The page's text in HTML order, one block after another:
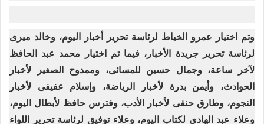
وتم اختيار عمرو الخياط لرئاسة تحرير أخبار اليوم، وخالد ميرى
لرئاسة تحرير جريدة الأخبار، فيما تم اختيار محمد عبد الحافظ
لآخر ساعة، وجمال حسين للمسائى، وممدوح الصغير لأخبار
الحوادث، وأيمن بدرة لأخبار الرياضة، وإسلام عفيفى لأخبار
النجوم، وطارق حنفى لأخبار الأدب، وفترس حافظ لأبطال اليوم،
وعلاء عبد الهادى لكتاب اليوم، وعلاء توفيق لرئاسة تحرير اللواء